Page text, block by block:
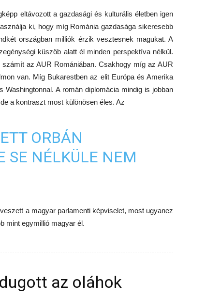
eltávozott a gazdasági és kulturális életben igen
ki, hogy míg Románia gazdasága sikeresebb
országban milliók érzik vesztesnek magukat. A
küszöb alatt él minden perspektíva nélkül.
az AUR Romániában. Csakhogy míg az AUR
van. Míg Bukarestben az elit Európa és Amerika
A román diplomácia mindig is jobban
a kontraszt most különösen éles. Az
ORBÁN
SE NÉLKÜLE NEM
a magyar parlamenti képviselet, most ugyanez
mint egymillió magyar él.
az oláhok